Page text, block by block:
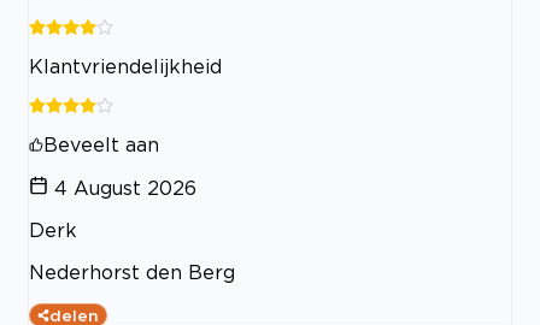
Klantvriendelijkheid
Beveelt aan
4 August 2026
Derk
Nederhorst den Berg
delen